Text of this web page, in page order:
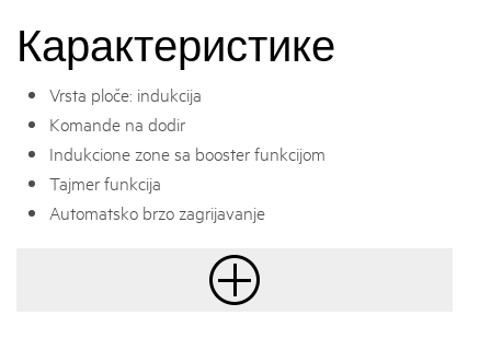
Карактеристике
Vrsta ploče: indukcija
Komande na dodir
Indukcione zone sa booster funkcijom
Tajmer funkcija
Automatsko brzo zagrijavanje